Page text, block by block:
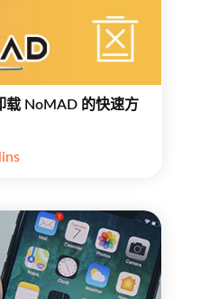
载 NoMAD 的快速方